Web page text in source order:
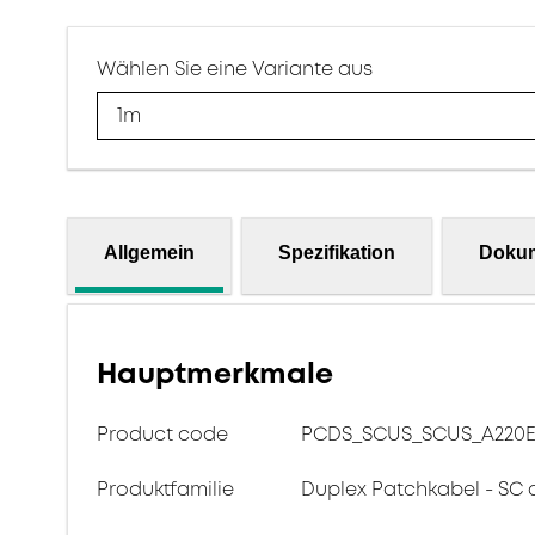
Wählen Sie eine Variante aus
1m
Allgemein Spezifikation
Hauptmerkmale
Product code
Produktfamilie Duplex Patchkabel - SC